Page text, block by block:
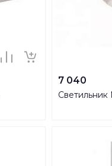
7 040
Светильник